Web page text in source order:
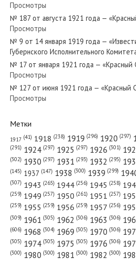
№ 12 от января 1937 года — «Красный
№ 145 от июня 1970 года —
№ 149 от июня 1960 года —
№ 150 от июля 1925 года —
Просмотры
№ 187 от августа 1921 года —
Просмотры
№ 9 от 14 января 1919 года —
Губернского Исполнительного
№ 17 от января 1921 года — «Красный
Просмотры
№ 127 от июня 1921 года — «Красный
Просмотры
Метки
1917 (41) 1918 (238) 1919 (296) 1920 (297)
(291) 1924 (297) 1925 (297) 1926 (301)
(302) 1930 (297) 1931 (293) 1932 (295)
(145) 1937 (147) 1938 (300) 1939 (299)
(307) 1943 (265) 1944 (256) 1945 (258)
(259) 1949 (257) 1950 (261) 1951 (257)
(259) 1955 (259) 1956 (259) 1957 (256)
(309) 1961 (305) 1962 (306) 1963 (306)
(606) 1968 (304) 1969 (305) 1970 (306)
(305) 1974 (305) 1975 (305) 1976 (306)
(300) 1980 (300) 1981 (300) 1982 (300)